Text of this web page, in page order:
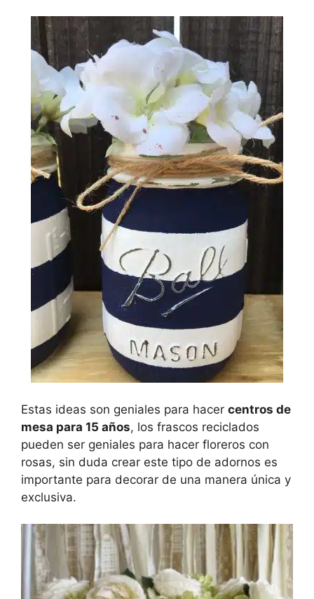
Estas ideas son geniales para hacer centros de
mesa para 15 años, los frascos reciclados
pueden ser geniales para hacer floreros con
rosas, sin duda crear este tipo de adornos es
importante para decorar de una manera única y
exclusiva.